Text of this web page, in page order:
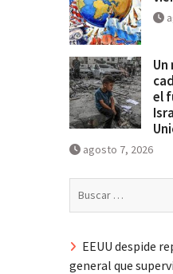
el
agosto 7, 2026
EEUU despide
general que